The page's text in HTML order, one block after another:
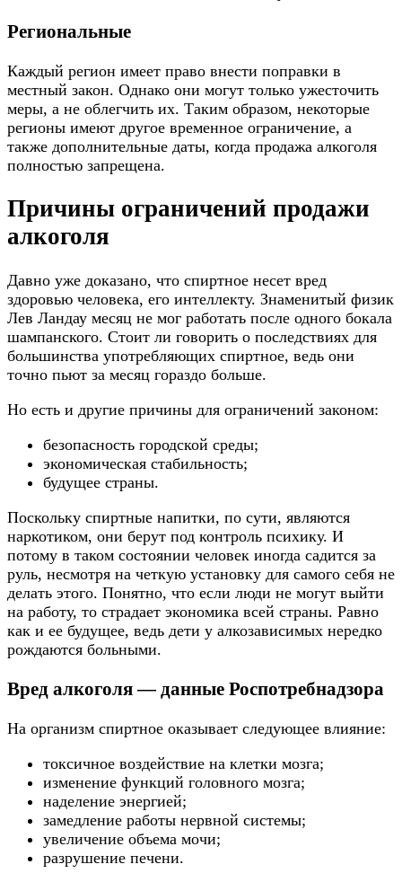
Региональные
Каждый регион имеет право внести поправки в
местный закон. Однако они могут только ужесточить
меры, а не облегчить их. Таким образом, некоторые
регионы имеют другое временное ограничение, а
также дополнительные даты, когда продажа алкоголя
полностью запрещена.
Причины ограничений продажи
алкоголя
Давно уже доказано, что спиртное несет вред
здоровью человека, его интеллекту. Знаменитый физик
Лев Ландау месяц не мог работать после одного бокала
шампанского. Стоит ли говорить о последствиях для
большинства употребляющих спиртное, ведь они
точно пьют за месяц гораздо больше.
Но есть и другие причины для ограничений законом:
безопасность городской среды;
экономическая стабильность;
будущее страны.
Поскольку спиртные напитки, по сути, являются
наркотиком, они берут под контроль психику. И
потому в таком состоянии человек иногда садится за
руль, несмотря на четкую установку для самого себя не
делать этого. Понятно, что если люди не могут выйти
на работу, то страдает экономика всей страны. Равно
как и ее будущее, ведь дети у алкозависимых нередко
рождаются больными.
Вред алкоголя — данные Роспотребнадзора
На организм спиртное оказывает следующее влияние:
токсичное воздействие на клетки мозга;
изменение функций головного мозга;
наделение энергией;
замедление работы нервной системы;
увеличение объема мочи;
разрушение печени.